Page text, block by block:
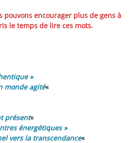
pouvons encourager plus de gens à
le temps de lire ces mots.
»
monde agité«
présent«
énergétiques »
vers la transcendance«